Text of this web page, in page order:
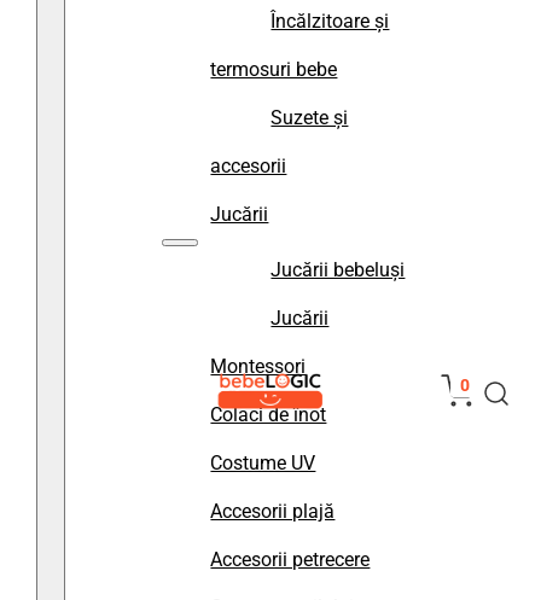
Încălzitoare și
termosuri bebe
Suzete și
accesorii
Jucării
Jucării bebeluși
Jucării
Montessori
Colaci de înot
Costume UV
Accesorii plajă
Accesorii petrecere
0